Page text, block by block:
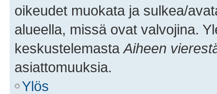
oikeudet muokata ja sulkea/
alueella, missä ovat valvojina.
keskustelemastaAiheen
asiattomuuksia.
Ylös